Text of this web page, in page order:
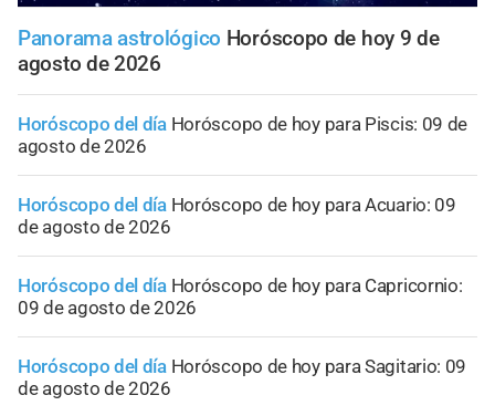
Panorama astrológico Horóscopo de hoy 9 de
agosto de 2026
Horóscopo del día Horóscopo de hoy para Piscis: 09 de
agosto de 2026
Horóscopo del día Horóscopo de hoy para Acuario: 09
de agosto de 2026
Horóscopo del día Horóscopo de hoy para Capricornio:
09 de agosto de 2026
Horóscopo del día Horóscopo de hoy para Sagitario: 09
de agosto de 2026